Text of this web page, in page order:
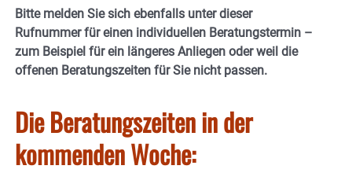
Bitte melden Sie sich ebenfalls unter dieser
Rufnummer für einen individuellen Beratungstermin –
zum Beispiel für ein längeres Anliegen oder weil die
offenen Beratungszeiten für Sie nicht passen.
Die Beratungszeiten in der
kommenden Woche: